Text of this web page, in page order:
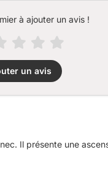
à ajouter un avis !
un avis
Il présente une